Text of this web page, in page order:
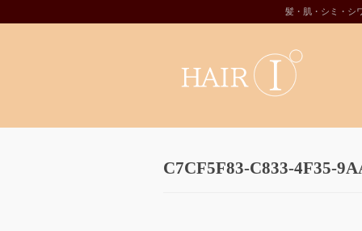
髪・肌・シミ・シ
C7CF5F83-C833-4F35-